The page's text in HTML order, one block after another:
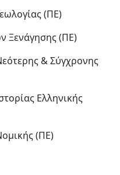
(ΠΕ)
Ξενάγησης (ΠΕ)
& Σύγχρονης
Ελληνικής
(ΠΕ)